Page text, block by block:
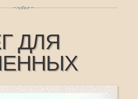
ДЛЯ